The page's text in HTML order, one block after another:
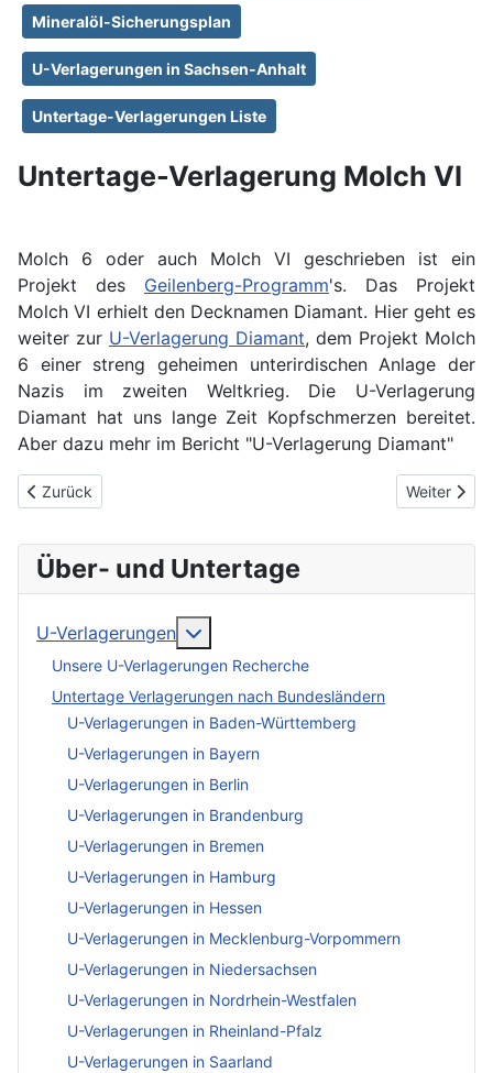
Mineralöl-Sicherungsplan
U-Verlagerungen in Sachsen-Anhalt
Untertage-Verlagerungen Liste
Untertage-Verlagerung Molch VI
Molch 6 oder auch Molch VI geschrieben ist ein
Projekt des Geilenberg-Programm's. Das Projekt
Molch VI erhielt den Decknamen Diamant. Hier geht es
weiter zur U-Verlagerung Diamant, dem Projekt Molch
6 einer streng geheimen unterirdischen Anlage der
Nazis im zweiten Weltkrieg. Die U-Verlagerung
Diamant hat uns lange Zeit Kopfschmerzen bereitet.
Aber dazu mehr im Bericht "U-Verlagerung Diamant"
Vorheriger Beitrag: U-Verlagerung Truthahn
Zurück Nächster
Weiter
Über- und Untertage
U-Verlagerungen
Unsere U-Verlagerungen Recherche
Untertage Verlagerungen nach Bundesländern
U-Verlagerungen in Baden-Württemberg
U-Verlagerungen in Bayern
U-Verlagerungen in Berlin
U-Verlagerungen in Brandenburg
U-Verlagerungen in Bremen
U-Verlagerungen in Hamburg
U-Verlagerungen in Hessen
U-Verlagerungen in Mecklenburg-Vorpommern
U-Verlagerungen in Niedersachsen
U-Verlagerungen in Nordrhein-Westfalen
U-Verlagerungen in Rheinland-Pfalz
U-Verlagerungen in Saarland